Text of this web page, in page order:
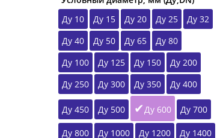
Ду 10
Ду 15 Ду 20 Ду 25
Ду 32
Ду 40
Ду 50 Ду 65
Ду 80
Ду 100
Ду 125 Ду 150
Ду 200
Ду 250
Ду 300 Ду 350 Ду 400
Ду 450 Ду 500 Ду 600 Ду 700
Ду 800 Ду 1000 Ду 1200
Ду 1400